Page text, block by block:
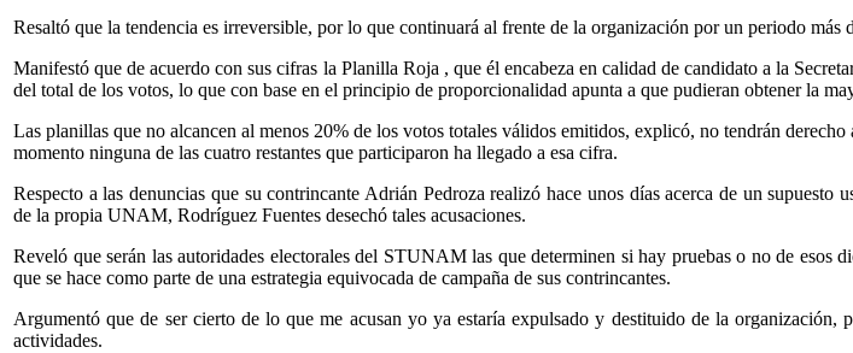
Resaltó que la tendencia es irreversible, por lo que continuará al frente de la organización por un periodo más
Manifestó que de acuerdo con sus cifras la Planilla Roja , que él encabeza en calidad de candidato a la
del total de los votos, lo que con base en el principio de proporcionalidad apunta a que pudieran obtener la
Las planillas que no alcancen al menos 20% de los votos totales válidos emitidos, explicó, no tendrán
momento ninguna de las cuatro restantes que participaron ha llegado a esa cifra.
Respecto a las denuncias que su contrincante Adrián Pedroza realizó hace unos días acerca de un supuesto
de la propia UNAM, Rodríguez Fuentes desechó tales acusaciones.
Reveló que serán las autoridades electorales del STUNAM las que determinen si hay pruebas o no de esos
que se hace como parte de una estrategia equivocada de campaña de sus contrincantes.
Argumentó que de ser cierto de lo que me acusan yo ya estaría expulsado y destituido de la organización,
actividades.